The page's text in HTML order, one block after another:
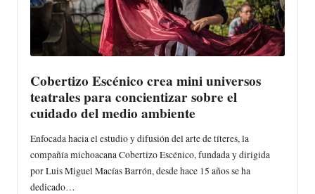
Cobertizo Escénico crea mini universos
teatrales para concientizar sobre el
cuidado del medio ambiente
Enfocada hacia el estudio y difusión del arte de títeres, la
compañía michoacana Cobertizo Escénico, fundada y dirigida
por Luis Miguel Macías Barrón, desde hace 15 años se ha
dedicado…